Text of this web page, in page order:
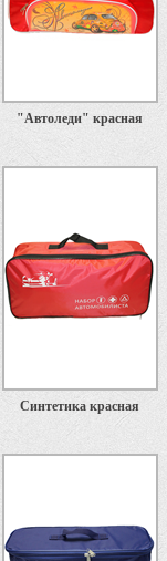
"Автоледи" красная
Синтетика красная